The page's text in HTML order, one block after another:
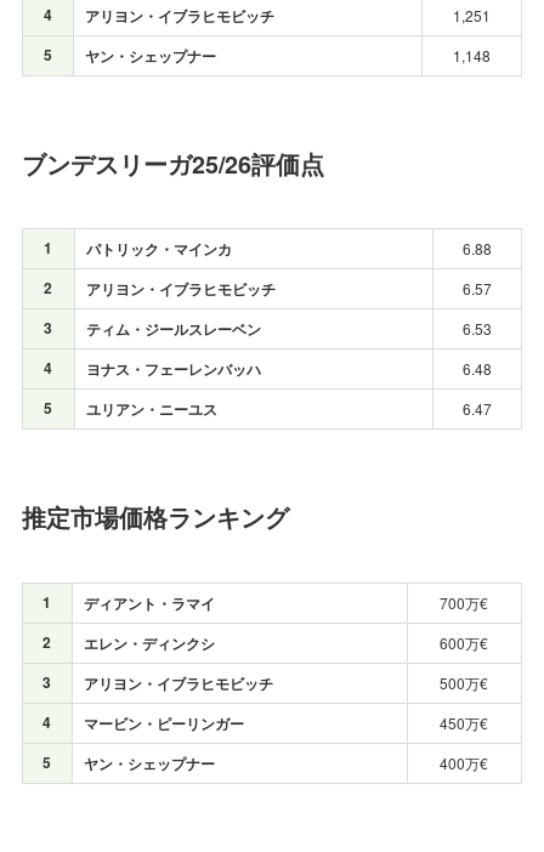
4 アリヨン・イブラヒモビッチ 1,251
5 ヤン・シェップナー 1,148
ブンデスリーガ25/26評価点
1 パトリック・マインカ 6.88
2 アリヨン・イブラヒモビッチ 6.57
3 ティム・ジールスレーベン 6.53
4 ヨナス・フェーレンバッハ 6.48
5 ユリアン・ニーユス 6.47
推定市場価格ランキング
1 ディアント・ラマイ 700万€
2 エレン・ディンクシ 600万€
3 アリヨン・イブラヒモビッチ 500万€
4 マービン・ピーリンガー 450万€
5 ヤン・シェップナー 400万€